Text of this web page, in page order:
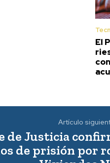
El
Artículo
de Justicia
de prisión por